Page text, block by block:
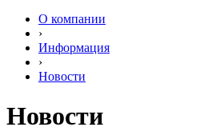
О компании
›
Информация
›
Новости
Новости